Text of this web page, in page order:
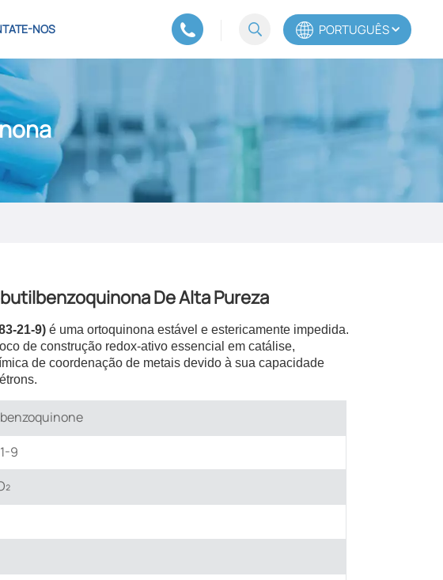
NOS PORTUGUÊS
Español
De Alta Pureza
21-9) é uma ortoquinona estável e estericamente impedida.
de construção redox-ativo essencial em catálise,
de coordenação de metais devido à sua capacidade
9